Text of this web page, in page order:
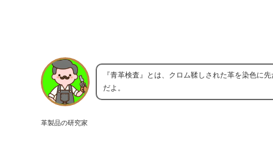
革製品の研究家
『青革検査』とは、クロム鞣しされた革を染色に
だよ。